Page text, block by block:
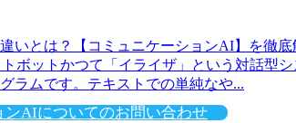
いとは？【コミュニケーションAI】を徹底
ボットかつて「イライザ」という対話型
ラムです。テキストでの単純なや...
ンAIについてのお問い合わせ